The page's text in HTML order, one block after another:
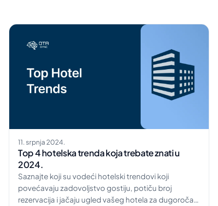
11. srpnja 2024.
Top 4 hotelska trenda koja trebate znati u
2024.
Saznajte koji su vodeći hotelski trendovi koji
povećavaju zadovoljstvo gostiju, potiču broj
rezervacija i jačaju ugled vašeg hotela za dugoročan